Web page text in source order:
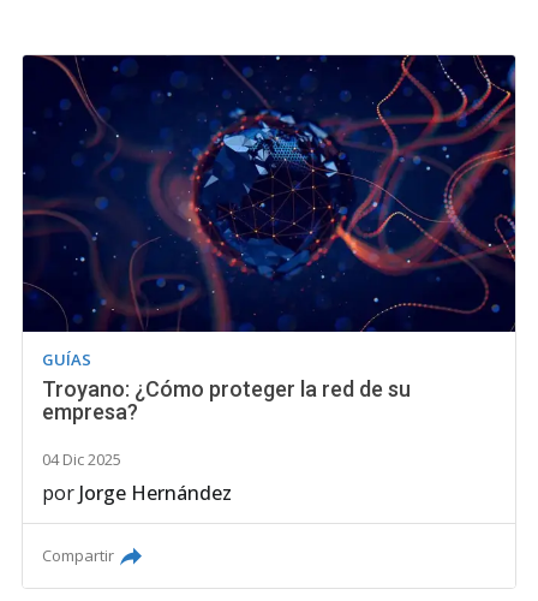
GUÍAS
Troyano: ¿Cómo proteger la red de su
empresa?
04 Dic 2025
por Jorge Hernández
Compartir